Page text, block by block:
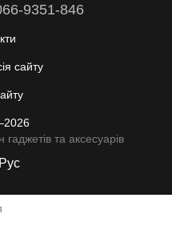
9351-846
сайту
гаджетів та аксесуарів
Рус